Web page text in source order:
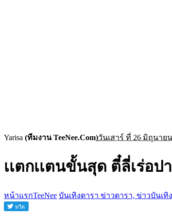
Yarisa (ทีมงาน TeeNee.Com)วันเสาร์ ที่ 26 มิถุนายน
เเตกเเตนขั้นสุด ตี๋ลี่เร่อ
หน้าแรกTeeNee บันเทิงดารา ข่าวดารา, ข่าวบันเทิง